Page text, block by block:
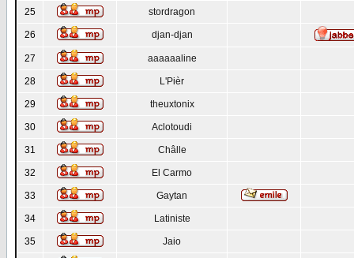
25 stordragon
26 djan-djan
27 aaaaaaline
28 L'Pièr
29 theuxtonix
30 Aclotoudi
31 Châlle
32 El Carmo
33 Gaytan
34 Latiniste
35 Jaio